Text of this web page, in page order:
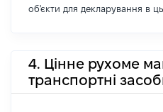
об'єкти для декларування в
4. Цінне рухоме
транспортні